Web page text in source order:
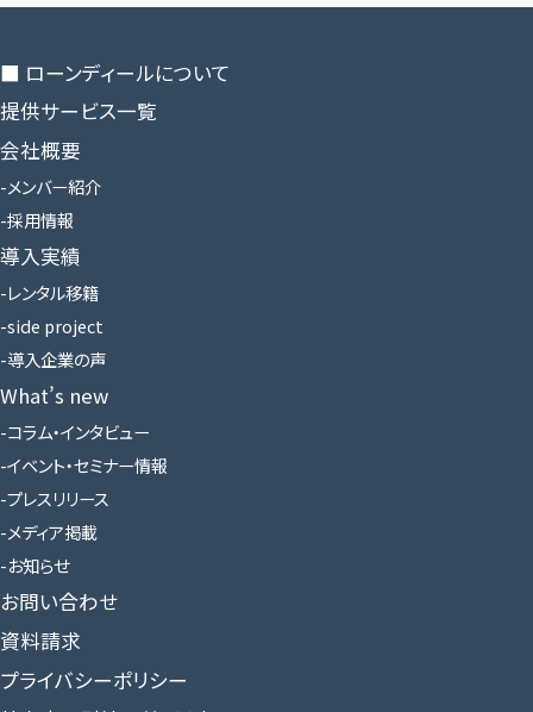
■ ローンディールに​ついて
提供サービス一覧
会社概要
メンバー紹介
採用情報
導入実績
レンタル移籍
side project
導入企業の声
What’s new
コラム・インタビュー
イベント・セミナー情報
プレスリリース
メディア掲載
お知らせ
お問い合わせ
資料請求
プライバシーポリシー